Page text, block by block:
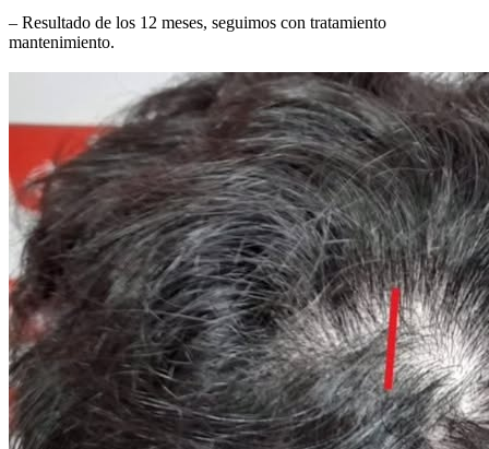
– Resultado de los 12 meses, seguimos con tratamiento
mantenimiento.